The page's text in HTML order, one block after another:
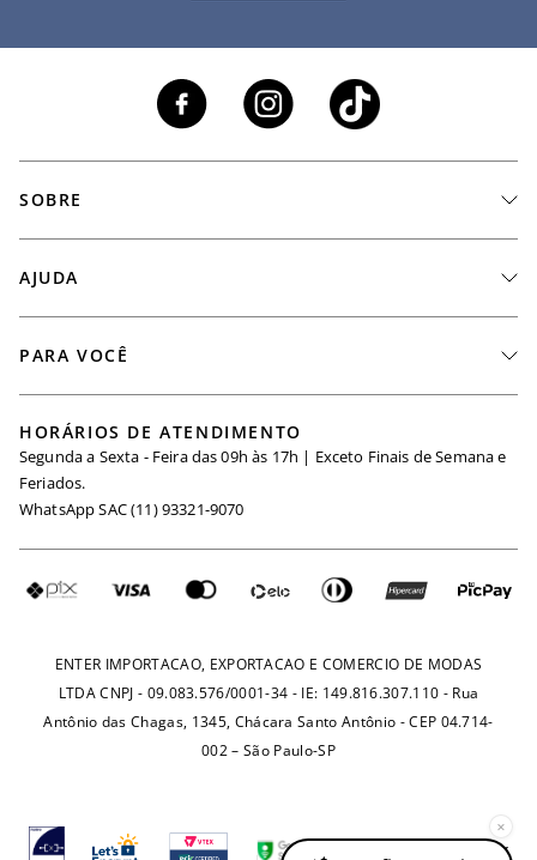
SOBRE
Seja um Revendedor
Igualdade Salarial
Requisição de Dados
AJUDA
Minha Conta
Trocas
Fretes e Tarifas
PARA VOCÊ
Maternidade
Seja um Afiliado
HORÁRIOS DE ATENDIMENTO
Segunda a Sexta - Feira das 09h às 17h | Exceto Finais de Semana e
Feriados.
WhatsApp SAC (11) 93321-9070
ENTER IMPORTACAO, EXPORTACAO E COMERCIO DE MODAS
LTDA CNPJ - 09.083.576/0001-34 - IE: 149.816.307.110 - Rua
Antônio das Chagas, 1345, Chácara Santo Antônio - CEP 04.714-
002 – São Paulo-SP
×